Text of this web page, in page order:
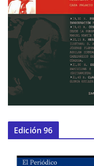
Edición 96